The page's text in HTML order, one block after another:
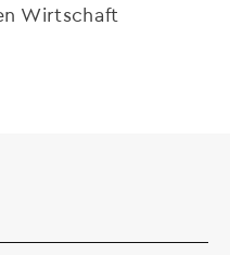
Wirtschaft